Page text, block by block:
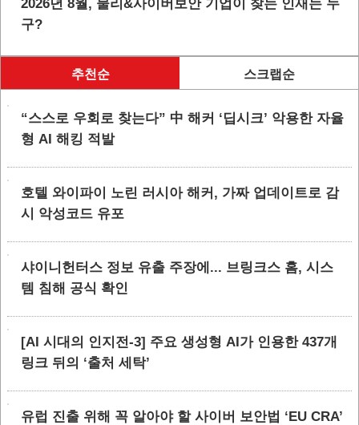
2026년 8월, 물리&사이버보안 기업이 찾는 인재는 누
구?
추천순 스크랩순
“스스로 우회로 찾는다” 中 해커 ‘딥시크’ 악용한 자율
형 AI 해킹 적발
호텔 와이파이 노린 러시아 해커, 가짜 업데이트로 감
시 악성코드 유포
샤이니헌터스 정보 유출 주장에... 브링크스 홈, 시스
템 침해 공식 확인
[AI 시대의 인지전-3] 주요 생성형 AI가 인용한 437개
링크 뒤의 ‘출처 세탁’
유럽 진출 위해 꼭 알아야 할 사이버 보안법 ‘EU CRA’